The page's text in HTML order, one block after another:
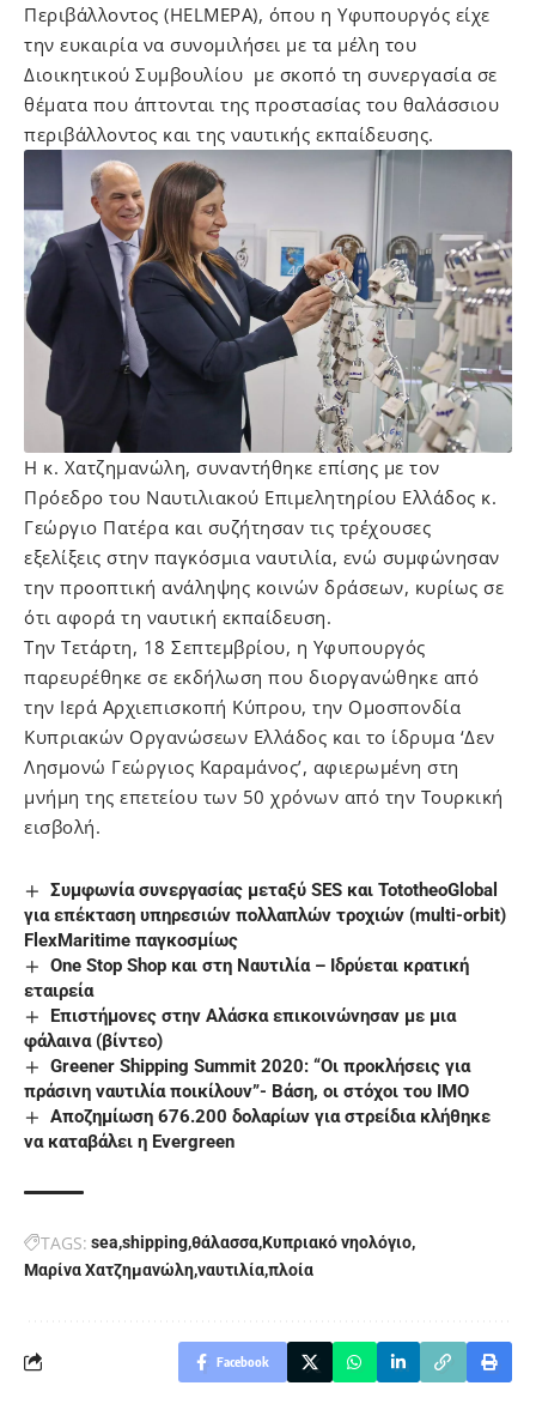
Περιβάλλοντος (HELMEPA), όπου η Υφυπουργός είχε
την ευκαιρία να συνομιλήσει με τα μέλη του
Διοικητικού Συμβουλίου με σκοπό τη συνεργασία σε
θέματα που άπτονται της προστασίας του θαλάσσιου
περιβάλλοντος και της ναυτικής εκπαίδευσης.
Η κ. Χατζημανώλη, συναντήθηκε επίσης με τον
Πρόεδρο του Ναυτιλιακού Επιμελητηρίου Ελλάδος κ.
Γεώργιο Πατέρα και συζήτησαν τις τρέχουσες
εξελίξεις στην παγκόσμια ναυτιλία, ενώ συμφώνησαν
την προοπτική ανάληψης κοινών δράσεων, κυρίως σε
ότι αφορά τη ναυτική εκπαίδευση.
Την Τετάρτη, 18 Σεπτεμβρίου, η Υφυπουργός
παρευρέθηκε σε εκδήλωση που διοργανώθηκε από
την Ιερά Αρχιεπισκοπή Κύπρου, την Ομοσπονδία
Κυπριακών Οργανώσεων Ελλάδος και το ίδρυμα ‘Δεν
Λησμονώ Γεώργιος Καραμάνος’, αφιερωμένη στη
μνήμη της επετείου των 50 χρόνων από την Τουρκική
εισβολή.
Συμφωνία συνεργασίας μεταξύ SES και TototheoGlobal
για επέκταση υπηρεσιών πολλαπλών τροχιών (multi-orbit)
FlexMaritime παγκοσμίως
Οne Stop Shop και στη Ναυτιλία – Ιδρύεται κρατική
εταιρεία
Eπιστήμονες στην Αλάσκα επικοινώνησαν με μια
φάλαινα (βίντεο)
Greener Shipping Summit 2020: “Οι προκλήσεις για
πράσινη ναυτιλία ποικίλουν”- Βάση, οι στόχοι του ΙΜΟ
Αποζημίωση 676.200 δολαρίων για στρείδια κλήθηκε
να καταβάλει η Evergreen
TAGS: sea shippingθάλασσαΚυπριακό νηολόγιο
Μαρίνα Χατζημανώληναυτιλίαπλοία
Facebook